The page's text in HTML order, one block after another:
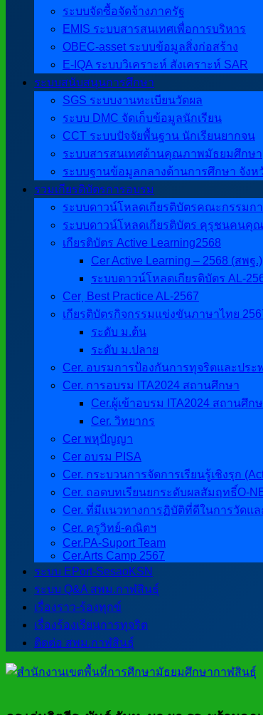
ระบบจัดซื้อจัดจ้างภาครัฐ
EMIS ระบบสารสนเทศเพื่อการบริหาร
OBEC-asset ระบบข้อมูลสิ่งก่อสร้าง
E-IQA ระบบวิเคราะห์ สังเคราะห์ SAR
ระบบสนับสนุนการศึกษา
SGS ระบบงานทะเบียนวัดผล
ระบบ DMC จัดเก็บข้อมูลนักเรียน
CCT ระบบปัจจัยพื้นฐาน นักเรียนยากจน
ระบบสารสนเทศด้านคุณภาพมัธยมศึกษา
ระบบฐานข้อมูลกลางด้านการศึกษา จังห
รวมเกียรติบัตรการอบรม
ระบบดาวน์โหลดเกียรติบัตรคณะกรรมก
ระบบดาวน์โหลดเกียรติบัตร คุรุชนคนคุ
เกียรติบัตร Active Learning2568
Cer Active Learning – 2568 (สพฐ.)
ระบบดาวน์โหลดเกียรติบัตร AL-
Cer ฺ Best Practice AL-2567
เกียรติบัตรกิจกรรมแข่งขันภาษาไทย
ระดับ ม.ต้น
ระดับ ม.ปลาย
Cer. อบรมการป้องกันการทุจริตและปร
Cer. การอบรม ITA2024 สถานศึกษา
Cer.ผู้เข้าอบรม ITA2024 สถานศึก
Cer. วิทยากร
Cer พหุปัญญา
Cer อบรม PISA
Cer. กระบวนการจัดการเรียนรู้เชิงรุก
Cer. ถอดบทเรียนยกระดับผลสัมฤทธิ์O-
Cer. ที่มีแนวทางการฏิบัติที่ดีในการวัดแล
Cer. ครูวิทย์-คณิตฯ
Cer.PA-Suport Team
Cer.Arts Camp 2567
ระบบ EPort-SesaoKSN
ระบบ Q&A สพม.กาฬสินธุ์
เรื่องราว-ร้องทุกข์
เรื่องร้องเรียนการทุจริต
ติดต่อ สพม.กาฬสินธุ์